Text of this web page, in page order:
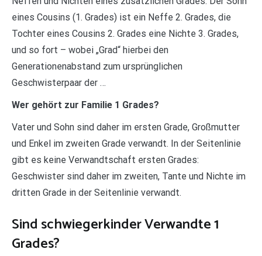
eines Cousins (1. Grades) ist ein Neffe 2. Grades, die
Tochter eines Cousins 2. Grades eine Nichte 3. Grades,
und so fort – wobei „Grad“ hierbei den
Generationenabstand zum ursprünglichen
Geschwisterpaar der …
Wer gehört zur Familie 1 Grades?
Vater und Sohn sind daher im ersten Grade, Großmutter
und Enkel im zweiten Grade verwandt. In der Seitenlinie
gibt es keine Verwandtschaft ersten Grades:
Geschwister sind daher im zweiten, Tante und Nichte im
dritten Grade in der Seitenlinie verwandt.
Sind schwiegerkinder Verwandte 1
Grades?